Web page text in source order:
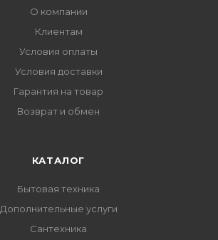
О компании
Клиентам
Условия оплаты
Условия доставки
Гарантия на товар
Возврат и обмен
КАТАЛОГ
Бытовая техника
Дополнительные услуги
Сантехника